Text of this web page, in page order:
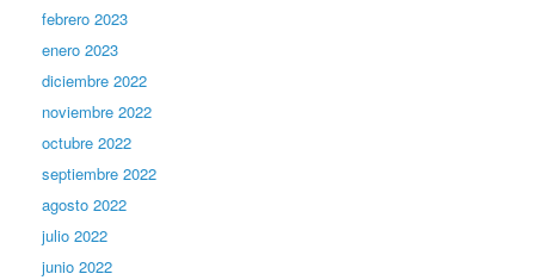
febrero 2023
enero 2023
diciembre 2022
noviembre 2022
octubre 2022
septiembre 2022
agosto 2022
julio 2022
junio 2022